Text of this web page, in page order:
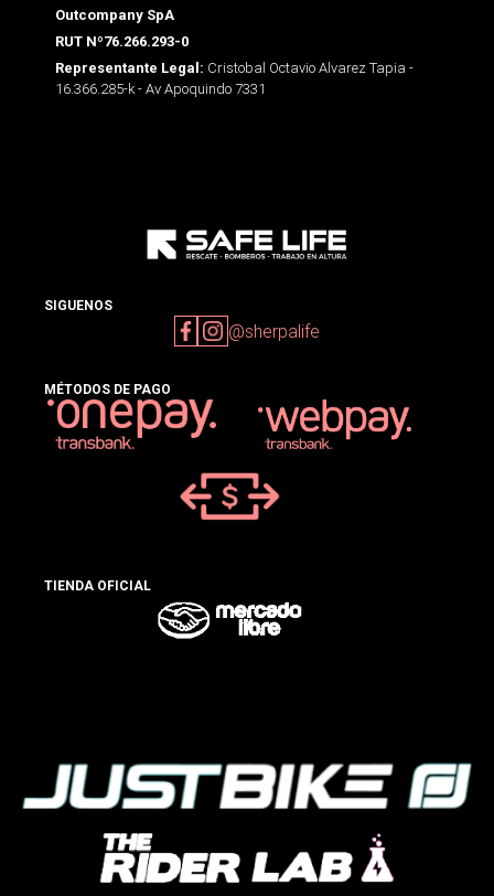
Outcompany SpA
RUT Nº76.266.293-0
Representante Legal: Cristobal Octavio Alvarez Tapia -
16.366.285-k - Av Apoquindo 7331
SIGUENOS
@sherpalife
MÉTODOS DE PAGO
TIENDA OFICIAL